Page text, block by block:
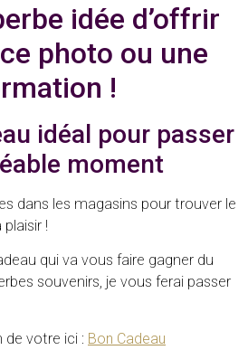
idée d’offrir
photo ou une
!
idéal pour passer
moment
dans les magasins pour trouver le
!
qui va vous faire gagner du
souvenirs, je vous ferai passer
de votre ici : Bon Cadeau